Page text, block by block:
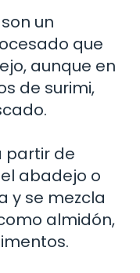
un
que
aunque en
de surimi,
partir de
abadejo o
y se mezcla
almidón,